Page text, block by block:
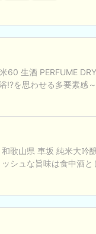
60 生酒 PERFUME DRY
!?を思わせる多要素感～
和歌山県 車坂 純米大吟
ッシュな旨味は食中酒と